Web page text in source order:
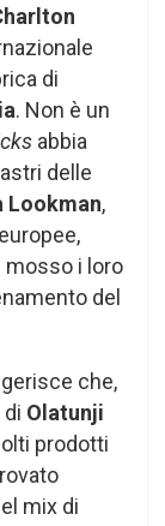
di
. Non è un
abbia
delle
Lookman,
mosso i loro
del
che,
Olatunji
prodotti
mix di